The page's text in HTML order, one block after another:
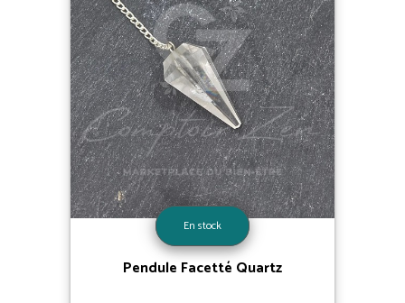
En stock
Pendule Facetté Quartz